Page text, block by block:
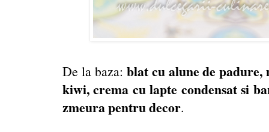
De la baza: blat cu alune de padure,
kiwi, crema cu lapte condensat si
zmeura pentru decor.